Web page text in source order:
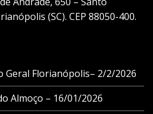
(SC). CEP 88050-400.
Geral Florianópolis– 2/2/2026
Almoço – 16/01/2026